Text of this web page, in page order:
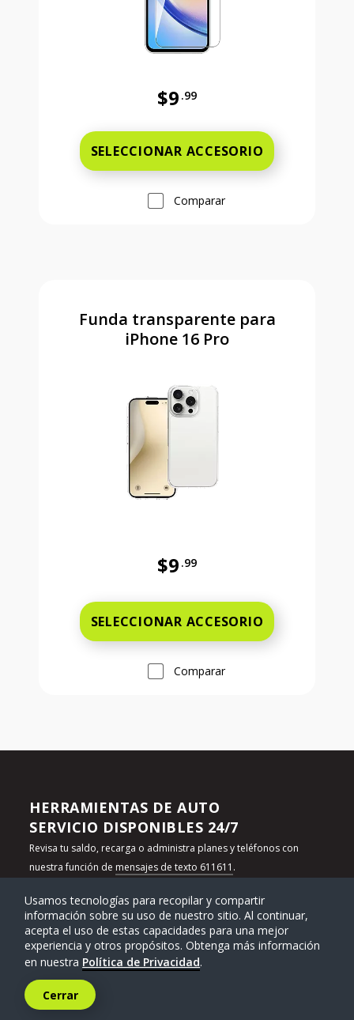
$9 .99
SELECCIONAR ACCESORIO
Comparar
Funda transparente para
iPhone 16 Pro
$9 .99
SELECCIONAR ACCESORIO
Comparar
HERRAMIENTAS DE AUTO
SERVICIO DISPONIBLES 24/7
Revisa tu saldo, recarga o administra planes y teléfonos con
nuestra función de mensajes de texto 611611 .
CONÉCTATE CON NOSOTROS
Usamos tecnologías para recopilar y compartir
información sobre su uso de nuestro sitio. Al continuar,
acepta el uso de estas capacidades para una mejor
experiencia y otros propósitos. Obtenga más información
en nuestra Política de Privacidad.
Cerrar